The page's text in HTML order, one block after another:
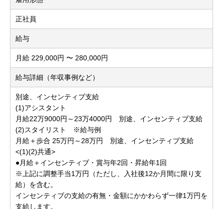
正社員
給与
月給 229,000円 〜 280,000円
給与詳細（年収事例など）
別途、インセンティブ支給
(1)アシスタント
月給22万9000円～23万4000円 別途、インセンティブ支給
(2)スタイリスト ※給与例
月給＋歩合 25万円～28万円 別途、インセンティブ支給
<(1)(2)共通>
●月給＋インセンティブ・賞与年2回・昇給年1回
※上記に調整手当1万円（ただし、入社後12か月間に限り支
給）を含む。
インセンティブの支給の有無・金額にかかわらず一律1万円を
支給します。